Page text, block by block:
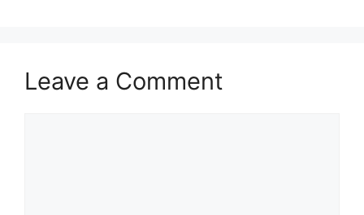
Leave a Comment